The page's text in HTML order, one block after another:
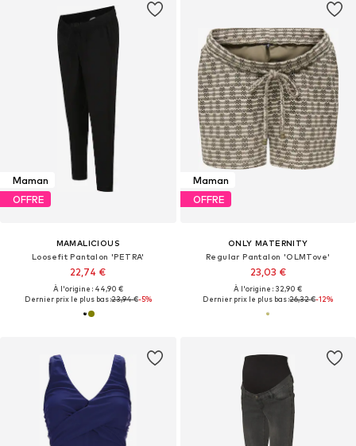
Maman
OFFRE
MAMALICIOUS
Loosefit Pantalon 'PETRA'
22,74 €
À l'origine : 44,90 €
Dernier prix le plus bas :23,94 €-5%
Maman
OFFRE
ONLY MATERNITY
Regular Pantalon 'OLMTove'
23,03 €
À l'origine : 32,90 €
Dernier prix le plus bas :26,32 €-12%